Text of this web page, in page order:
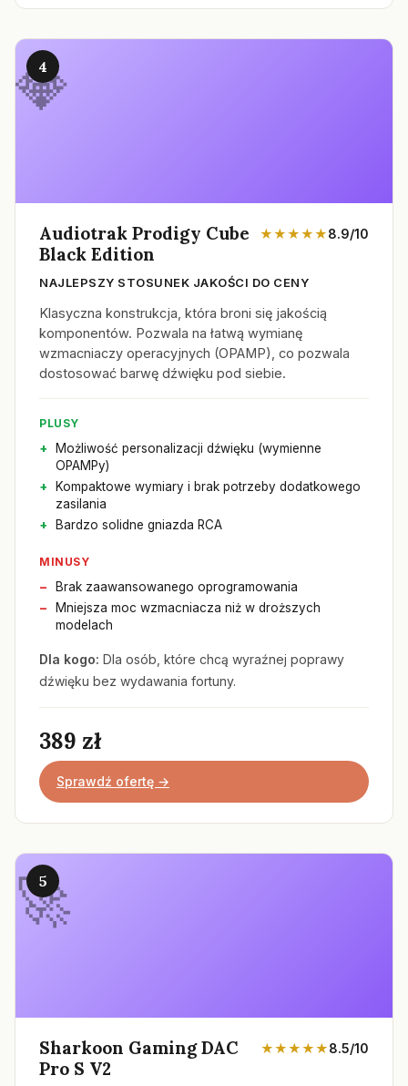
4
Audiotrak Prodigy Cube
Black Edition
★★★★★8.9/10
NAJLEPSZY STOSUNEK JAKOŚCI DO CENY
Klasyczna konstrukcja, która broni się jakością
komponentów. Pozwala na łatwą wymianę
wzmacniaczy operacyjnych (OPAMP), co pozwala
dostosować barwę dźwięku pod siebie.
PLUSY
Możliwość personalizacji dźwięku (wymienne
OPAMPy)
Kompaktowe wymiary i brak potrzeby dodatkowego
zasilania
Bardzo solidne gniazda RCA
MINUSY
Brak zaawansowanego oprogramowania
Mniejsza moc wzmacniacza niż w droższych
modelach
Dla kogo: Dla osób, które chcą wyraźnej poprawy
dźwięku bez wydawania fortuny.
389 zł
Sprawdź ofertę →
5
Sharkoon Gaming DAC
Pro S V2
★★★★★8.5/10